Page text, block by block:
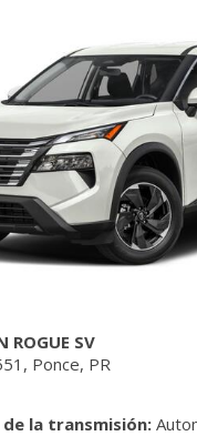
ROGUE SV
Ponce, PR
la transmisión